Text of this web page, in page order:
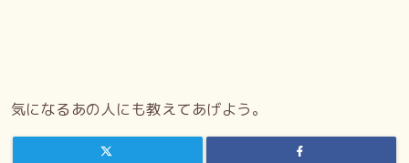
公立／市立札幌平岸高等学校（平岸5-18）
気になるあの人にも教えてあげよう。